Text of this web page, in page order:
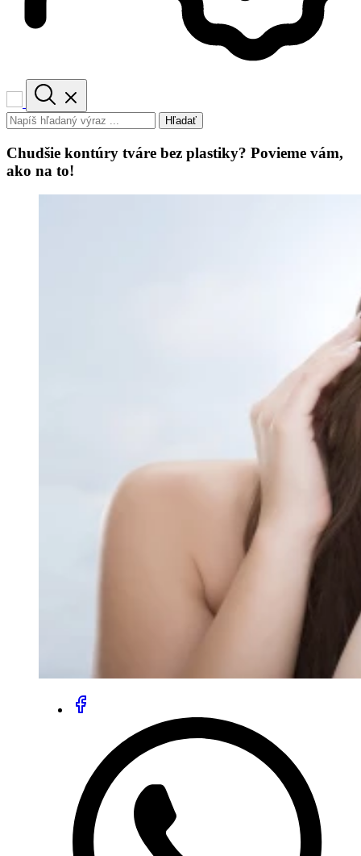
Hľadať
Chudšie kontúry tváre bez plastiky? Povieme vám,
ako na to!